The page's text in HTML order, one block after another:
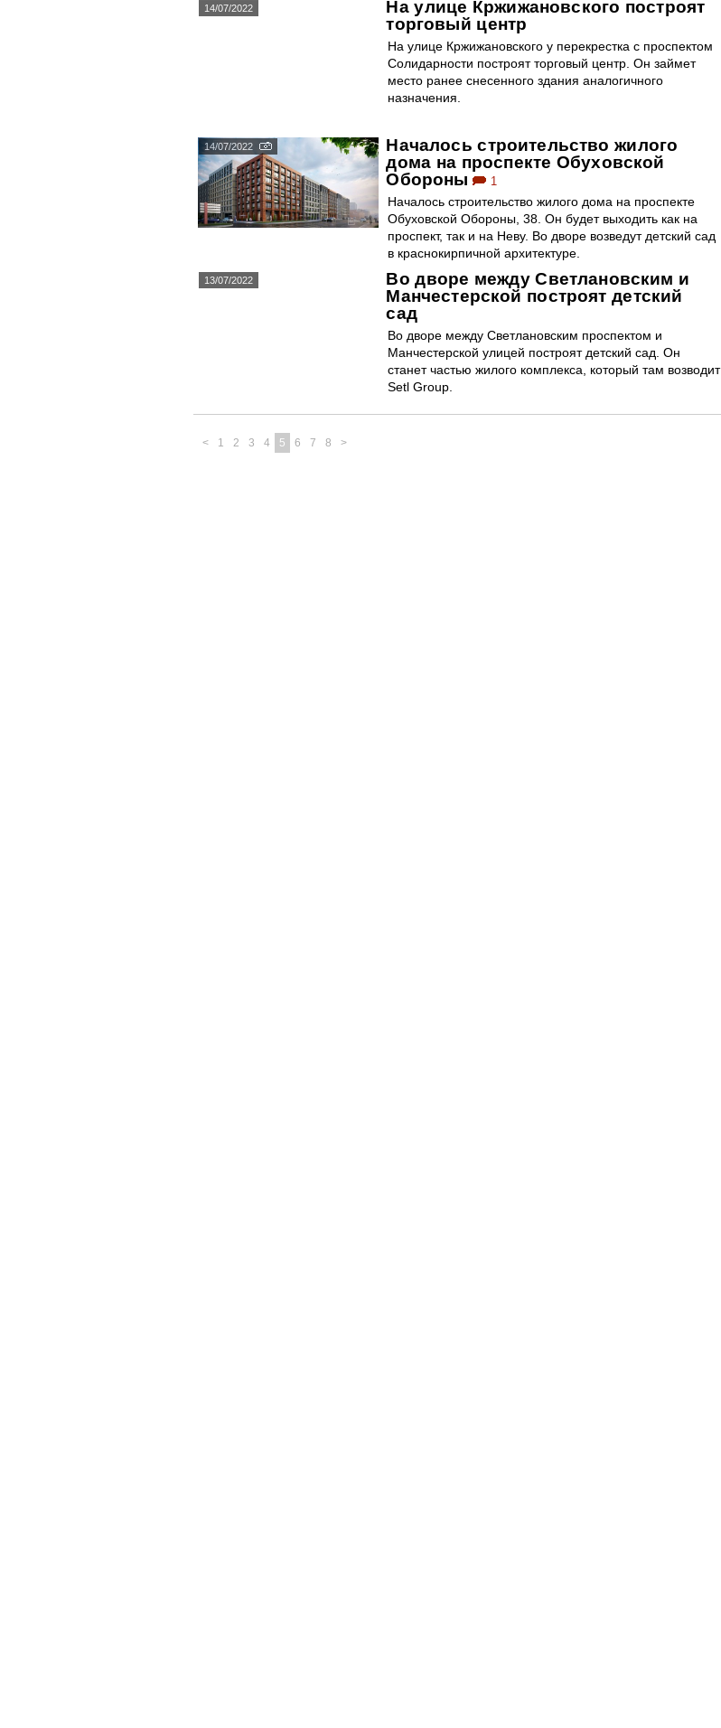
14/07/2022
На улице Кржижановского построят
торговый центр
На улице Кржижановского у перекрестка с проспектом
Солидарности построят торговый центр. Он займет
место ранее снесенного здания аналогичного
назначения.
14/07/2022
Началось строительство жилого
дома на проспекте Обуховской
Обороны
1
Началось строительство жилого дома на проспекте
Обуховской Обороны, 38. Он будет выходить как на
проспект, так и на Неву. Во дворе возведут детский сад
в краснокирпичной архитектуре.
13/07/2022
Во дворе между Светлановским и
Манчестерской построят детский
сад
Во дворе между Светлановским проспектом и
Манчестерской улицей построят детский сад. Он
станет частью жилого комплекса, который там возводит
Setl Group.
< 1 2 3 4 5 6 7 8 >